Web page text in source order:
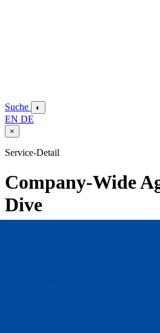
Suche ◐
EN DE
×
Service-Detail
Company-Wide
Dive